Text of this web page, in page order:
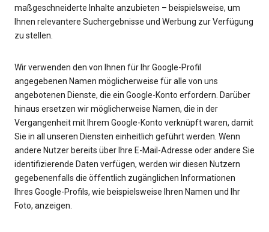
maßgeschneiderte Inhalte anzubieten – beispielsweise, um
Ihnen relevantere Suchergebnisse und Werbung zur Verfügung
zu stellen.
Wir verwenden den von Ihnen für Ihr Google-Profil
angegebenen Namen möglicherweise für alle von uns
angebotenen Dienste, die ein Google-Konto erfordern. Darüber
hinaus ersetzen wir möglicherweise Namen, die in der
Vergangenheit mit Ihrem Google-Konto verknüpft waren, damit
Sie in all unseren Diensten einheitlich geführt werden. Wenn
andere Nutzer bereits über Ihre E-Mail-Adresse oder andere Sie
identifizierende Daten verfügen, werden wir diesen Nutzern
gegebenenfalls die öffentlich zugänglichen Informationen
Ihres Google-Profils, wie beispielsweise Ihren Namen und Ihr
Foto, anzeigen.